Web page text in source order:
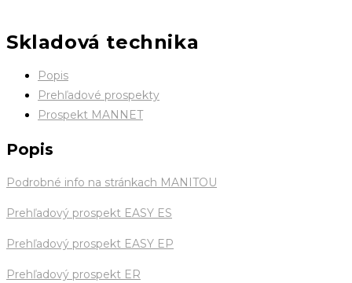
Skladová technika
Popis
Prehľadové prospekty
Prospekt MANNET
Popis
Podrobné info na stránkach MANITOU
Prehľadový prospekt EASY ES
Prehľadový prospekt EASY EP
Prehľadový prospekt ER